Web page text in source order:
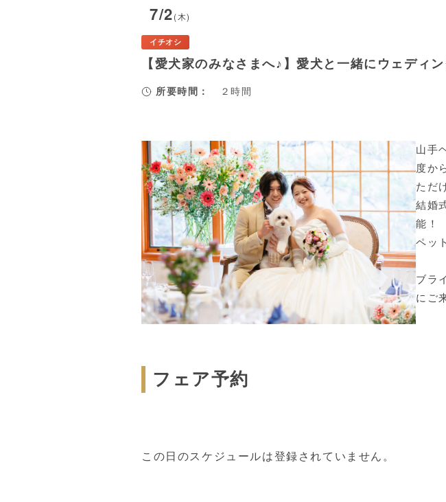
7/2(木)
イチオシ
【愛犬家のみなさまへ♪】愛犬と一緒にウェディ
所要時間： ２時間
山手
度か
ただ
結婚
能！
ペッ
ブラ
にご
フェア予約
この日のスケジュールは登録されていません。